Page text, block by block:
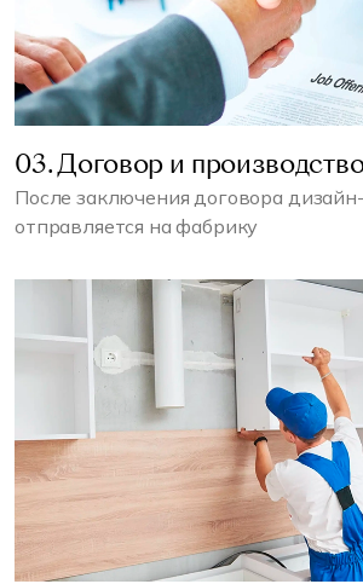
03. Договор и
После заключения договора
отправляется на фабрику